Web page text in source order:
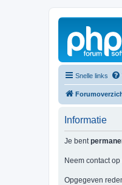
Snelle links
Informatie
Je bent
Neem contact op
Opgegeven